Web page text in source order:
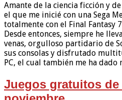
Amante de la ciencia ficción y
el que me inicié con una Sega
totalmente con el Final Fantasy
Desde entonces, siempre he
venas, orgulloso partidario de
sus consolas y disfrutado
PC, el cual también me ha dado
Juegos gratuitos de